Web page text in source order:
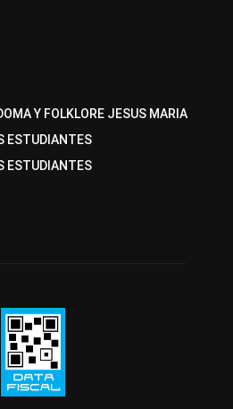
Y FOLKLORE JESUS MARIA
ESTUDIANTES
ESTUDIANTES